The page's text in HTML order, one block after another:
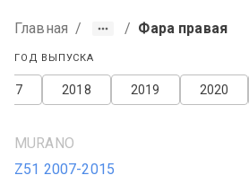
Главная / / Фара правая
ГОД ВЫПУСКА
2020
2019
2018
MURANO
Z51 2007-2015